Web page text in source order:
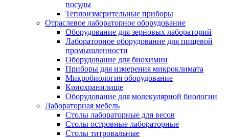
посуды
Теплоизмерительные приборы
Отраслевое лабораторное оборудование
Оборудование для зерновых лабораторий
Лабораторное оборудование для пищевой
промышленности
Оборудование для биохимии
Приборы для измерения микроклимата
Микробиология оборудование
Криохранилище
Оборудование для молекулярной биологии
Лабораторная мебель
Столы лабораторные для весов
Столы островные лабораторные
Столы титровальные